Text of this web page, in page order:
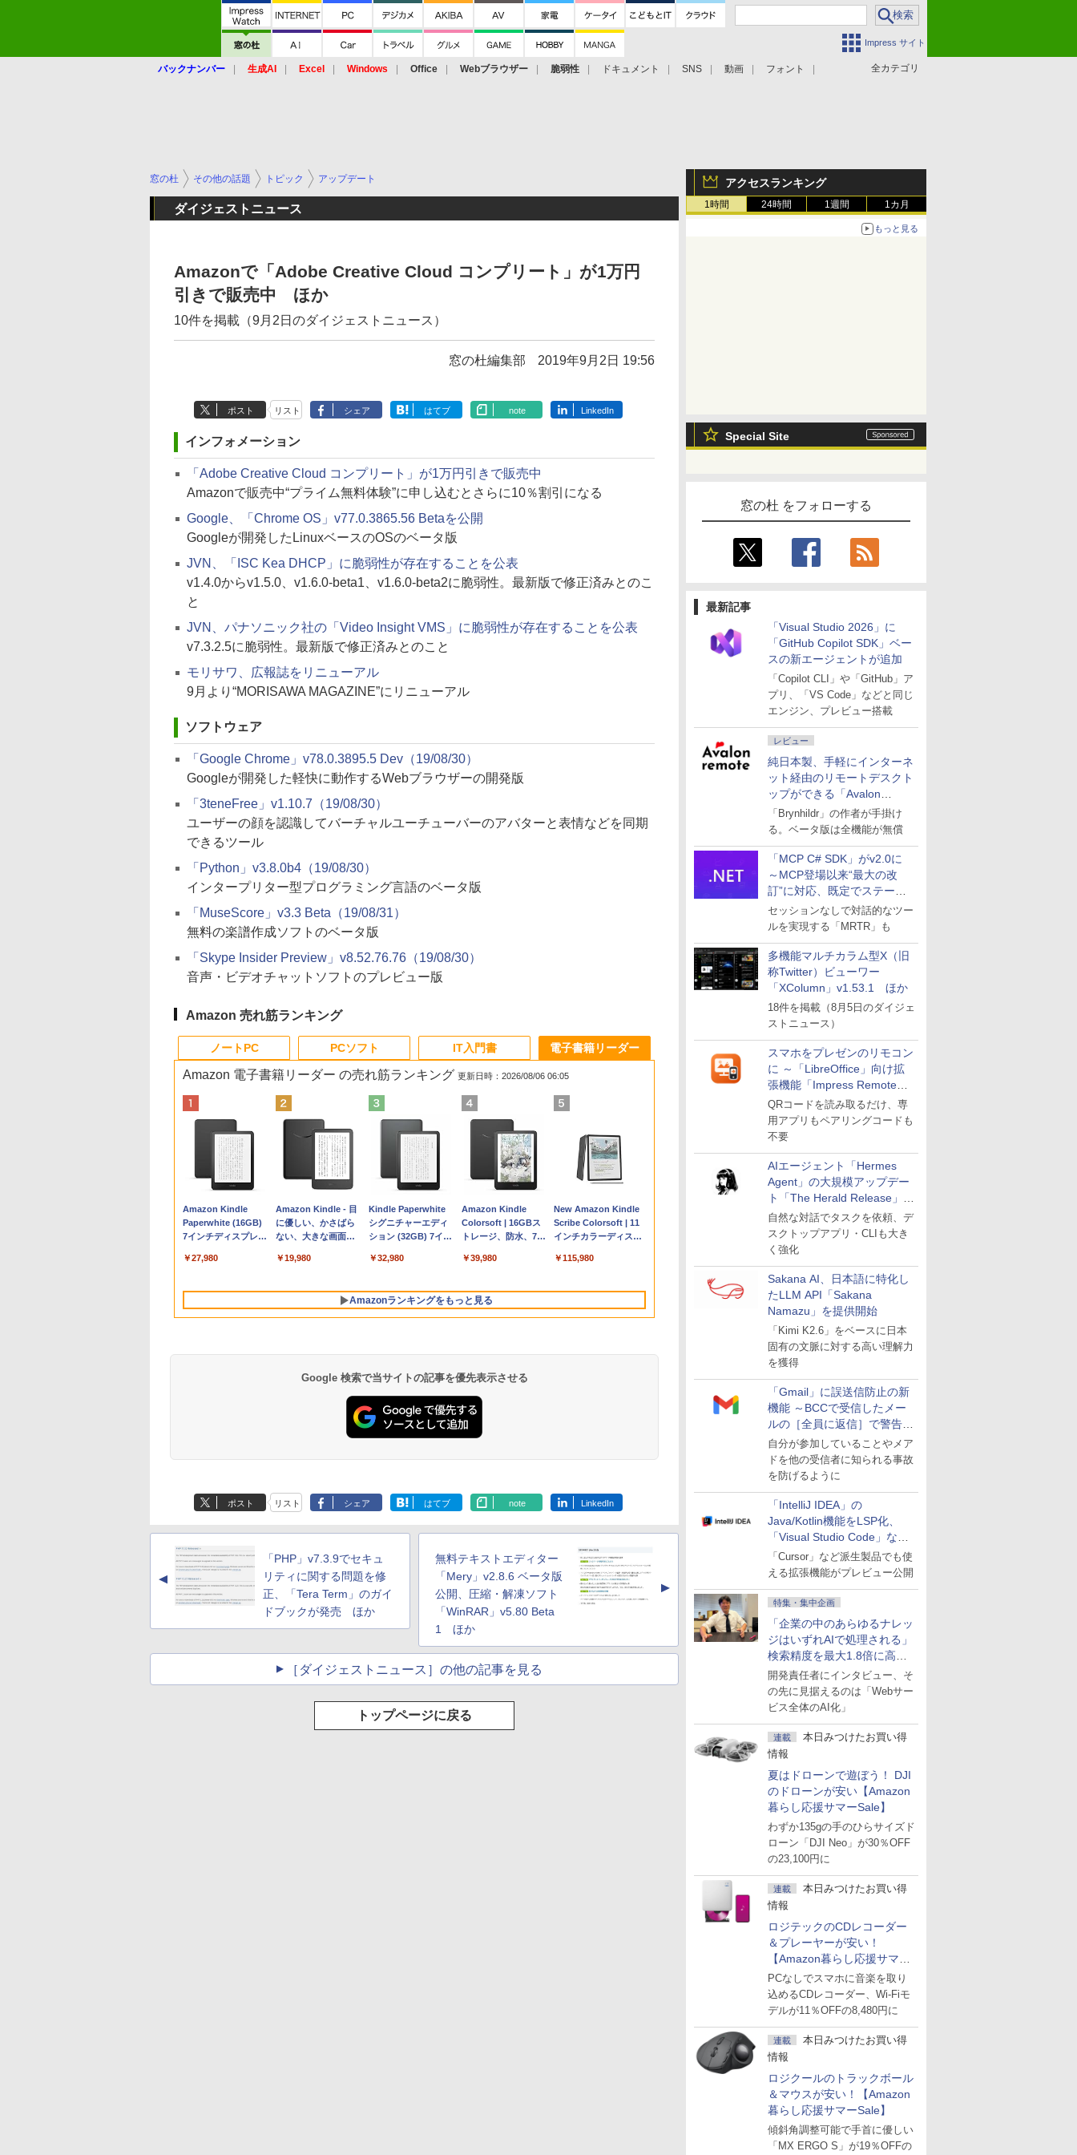
Impress サイト
全カテゴリ
バックナンバー 生成AI Excel Windows Office Webブラウザー 脆弱性 ドキュメント SNS 動画 フォント
アクセスランキング
1時間 24時間 1週間 1カ月
もっと見る
Special Site
窓の杜 をフォローする
最新記事
「Visual Studio 2026」に
「GitHub Copilot SDK」ベー
スの新エージェントが追加
「Copilot CLI」や「GitHub」ア
プリ、「VS Code」などと同じ
エンジン、プレビュー搭載
レビュー
純日本製、手軽にインターネ
ット経由のリモートデスクト
ップができる「Avalon
remote」
「Brynhildr」の作者が手掛け
る。ベータ版は全機能が無償
「MCP C# SDK」がv2.0に
～MCP登場以来“最大の改
訂”に対応、既定でステート
レスへ
セッションなしで対話的なツー
ルを実現する「MRTR」も
多機能マルチカラム型X（旧
称Twitter）ビューワー
「XColumn」v1.53.1 ほか
18件を掲載（8月5日のダイジェ
ストニュース）
スマホをプレゼンのリモコン
に ～「LibreOffice」向け拡
張機能「Impress Remote」
が公開
QRコードを読み取るだけ、専
用アプリもペアリングコードも
不要
AIエージェント「Hermes
Agent」の大規模アップデー
ト「The Herald Release」が
公開
自然な対話でタスクを依頼、デ
スクトップアプリ・CLIも大き
く強化
Sakana AI、日本語に特化し
たLLM API「Sakana
Namazu」を提供開始
「Kimi K2.6」をベースに日本
固有の文脈に対する高い理解力
を獲得
「Gmail」に誤送信防止の新
機能 ～BCCで受信したメー
ルの［全員に返信］で警告を
表示
自分が参加していることやメア
ドを他の受信者に知られる事故
を防げるように
「IntelliJ IDEA」の
Java/Kotlin機能をLSP化、
「Visual Studio Code」など
にも開放
「Cursor」など派生製品でも使
える拡張機能がプレビュー公開
特集・集中企画
「企業の中のあらゆるナレッ
ジはいずれAIで処理される」
検索精度を最大1.8倍に高め
た「GMO AI RAG」は無償の
OSS版で「1社1RAG」を目
指す
開発責任者にインタビュー、そ
の先に見据えるのは「Webサー
ビス全体のAI化」
連載
本日みつけたお買い得
情報
夏はドローンで遊ぼう！ DJI
のドローンが安い【Amazon
暮らし応援サマーSale】
わずか135gの手のひらサイズド
ローン「DJI Neo」が30％OFF
の23,100円に
連載
本日みつけたお買い得
情報
ロジテックのCDレコーダー
＆プレーヤーが安い！
【Amazon暮らし応援サマー
Sale】
PCなしでスマホに音楽を取り
込めるCDレコーダー、Wi-Fiモ
デルが11％OFFの8,480円に
連載
本日みつけたお買い得
情報
ロジクールのトラックボール
＆マウスが安い！【Amazon
暮らし応援サマーSale】
傾斜角調整可能で手首に優しい
「MX ERGO S」が19％OFFの
窓の杜 その他の話題 トピック アップデート
ダイジェストニュース
Amazonで「Adobe Creative Cloud コンプリート」が1万円
引きで販売中 ほか
10件を掲載（9月2日のダイジェストニュース）
窓の杜編集部 2019年9月2日 19:56
ポスト リスト シェア はてブ note LinkedIn
インフォメーション
「Adobe Creative Cloud コンプリート」が1万円引きで販売中
Amazonで販売中“プライム無料体験”に申し込むとさらに10％割引になる
Google、「Chrome OS」v77.0.3865.56 Betaを公開
Googleが開発したLinuxベースのOSのベータ版
JVN、「ISC Kea DHCP」に脆弱性が存在することを公表
v1.4.0からv1.5.0、v1.6.0-beta1、v1.6.0-beta2に脆弱性。最新版で修正済みとのこ
と
JVN、パナソニック社の「Video Insight VMS」に脆弱性が存在することを公表
v7.3.2.5に脆弱性。最新版で修正済みとのこと
モリサワ、広報誌をリニューアル
9月より“MORISAWA MAGAZINE”にリニューアル
ソフトウェア
「Google Chrome」v78.0.3895.5 Dev（19/08/30）
Googleが開発した軽快に動作するWebブラウザーの開発版
「3teneFree」v1.10.7（19/08/30）
ユーザーの顔を認識してバーチャルユーチューバーのアバターと表情などを同期
できるツール
「Python」v3.8.0b4（19/08/30）
インタープリター型プログラミング言語のベータ版
「MuseScore」v3.3 Beta（19/08/31）
無料の楽譜作成ソフトのベータ版
「Skype Insider Preview」v8.52.76.76（19/08/30）
音声・ビデオチャットソフトのプレビュー版
Amazon 売れ筋ランキング
ノートPC
Apple 2026
MacBook Neo A18
Proチップ搭載13イ
AIとApple
設計、Liquid Retina
ユニファイドメモ
￥137,800
tomtoc 360°保護
15.6 16インチ パソコ
ンケース Dell NEC
dynabook Lenovo
￥2,952
Apple 2026
MacBook Air M5チ
ップ搭載13インチノ
Apple Intelligence、
Retinaディスプレ
イ、24GBユニファイ
ドメモリ、1TB
ルー + 3年延長
AppleCare+ for 13イ
ンチMacBook
Air(M5)|ダウンロー
ド版
￥331,701
【Amazon.co.jp限
定】 HP ノートパソ
コン 15-fd 15.6イン
512GB SSD インテ
￥129,800
FMV ノートパソコン
WE1-K3 (MS 365
Personal/Copilotキー
型/Core i5/16GB/SSD
FMVWK3E15W_AZ
￥119,800
PCソフト
Xbox プリペイドカ
ード 10,000円 デジタ
ルコード 【旧 Xbox
ラインコード]
￥10,000
Robloxギフトカード
- 800 Robux 【限定
バーチャルアイテム
ンゲームコード】 ロ
インコード版
￥1,300
Microsoft Office
Home & Business
2024(最新 永続版)|オ
版|Windows11、
￥39,582
Robloxギフトカード
- 2,000 Robux 【限
定バーチャルアイテ
インゲームコード】
ラインコード版
￥3,200
Robloxギフトカード -
1000 Robux 【限定バ
ーチャルアイテムを含
ムコード】 ロブロック
版
￥1,600
IT入門書
生成AIパスポート公
式テキスト 第４版
￥1,766
AIイラスト表現辞典:
思い通りの絵を引き
出す プロンプトの言
ズ (はぴーイラスト
￥99
ClaudeCode いちば
んやさしい 教科書:
非エンジニア 初心者
マニュアル AI副業に
もKindle出版にも！
非エンジニアのため
のAIコーディング入
￥99
FM TOWNS ハイパ
ー・カタログ: 本体
ハードウェア・市販
フェクトリストと最
￥1,600
1冊ですべて身につく
HTML & CSSとWebデ
ザイン入門講座［第2
￥2,326
電子書籍リーダー
Amazon 電子書籍リーダー の売れ筋ランキング 更新日時：2026/08/06 06:05
Amazon Kindle
Paperwhite (16GB)
7インチディスプレ
ト、12週間持続バッ
ブラック
￥27,980
Amazon Kindle - 目
に優しい、かさばら
ない、大きな画面で
続バッテリー、6イン
書籍リーダー、ブラ
ック、16GB、広告な
し
￥19,980
Kindle Paperwhite
シグニチャーエディ
ション (32GB) 7イン
るさ自動調整、色調
持続バッテリー、広
告なし、メタリック
ブラック
￥32,980
Amazon Kindle
Colorsoft | 16GBス
トレージ、防水、7イ
レイ、色調調節ライ
ッテリー、広告無
し、ブラック (2025
年発売)
￥39,980
New Amazon Kindle
Scribe Colorsoft | 11
インチカラーディスプ
ジ、ノート機能搭載、
調節ライト、プレミア
イト
￥115,980
Amazonランキングをもっと見る
Google 検索で当サイトの記事を優先表示させる
ポスト リスト シェア はてブ note LinkedIn
▲
「PHP」v7.3.9でセキュ
リティに関する問題を修
正、「Tera Term」のガイ
ドブックが発売 ほか
無料テキストエディター
「Mery」v2.8.6 ベータ版
公開、圧縮・解凍ソフト
「WinRAR」v5.80 Beta
1 ほか
▲
［ダイジェストニュース］の他の記事を見る
トップページに戻る